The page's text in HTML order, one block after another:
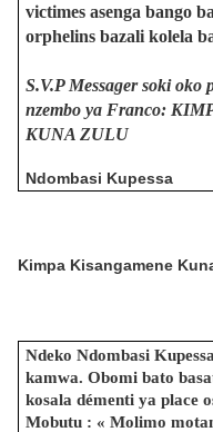
victimes asenga bango
orphelins bazali kolela
S.V.P Messager soki oko
nzembo ya Franco:
KUNA ZULU
Ndombasi Kupessa
Kimpa Kisangamene
Ndeko Ndombasi
kamwa. Obomi bato
kosala démenti ya place
Mobutu : « Molimo